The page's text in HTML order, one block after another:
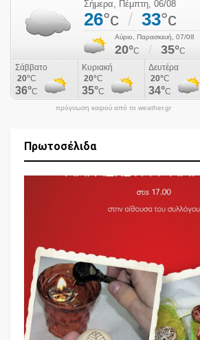
πρόγνωση καιρού από το weather.gr
Πρωτοσέλιδα